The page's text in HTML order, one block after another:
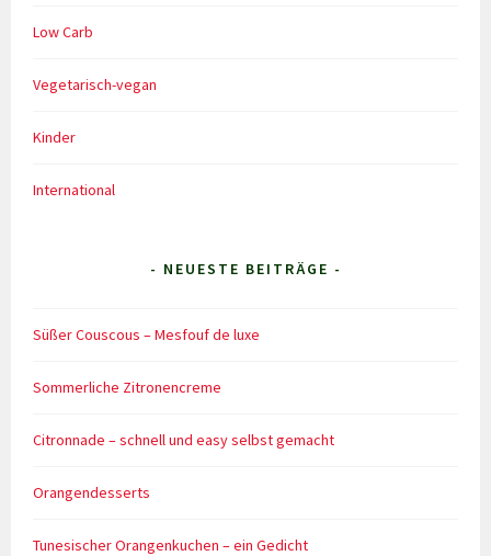
Low Carb
Vegetarisch-vegan
Kinder
International
- NEUESTE BEITRÄGE -
Süßer Couscous – Mesfouf de luxe
Sommerliche Zitronencreme
Citronnade – schnell und easy selbst gemacht
Orangendesserts
Tunesischer Orangenkuchen – ein Gedicht